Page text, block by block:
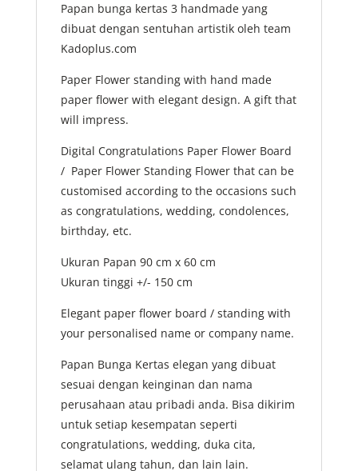
Papan bunga kertas 3 handmade yang
dibuat dengan sentuhan artistik oleh team
Kadoplus.com
Paper Flower standing with hand made
paper flower with elegant design. A gift that
will impress.
Digital Congratulations Paper Flower Board
/ Paper Flower Standing Flower that can be
customised according to the occasions such
as congratulations, wedding, condolences,
birthday, etc.
Ukuran Papan 90 cm x 60 cm
Ukuran tinggi +/- 150 cm
Elegant paper flower board / standing with
your personalised name or company name.
Papan Bunga Kertas elegan yang dibuat
sesuai dengan keinginan dan nama
perusahaan atau pribadi anda. Bisa dikirim
untuk setiap kesempatan seperti
congratulations, wedding, duka cita,
selamat ulang tahun, dan lain lain.